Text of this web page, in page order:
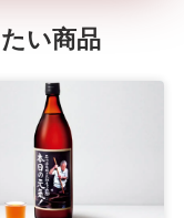
い商品